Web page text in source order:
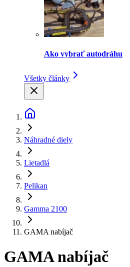
Ako vybrať autodráhu
Všetky články
Náhradné diely
Lietadlá
Pelikan
Gamma 2100
GAMA nabíjač
GAMA nabíjač